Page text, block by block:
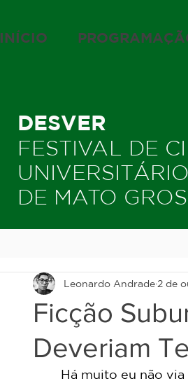
INÍCIO
DESVER
FESTIVAL DE
UNIVERSITÁRIO
DE MATO
Ficção
Deveriam
Leonardo Andrade 2 de